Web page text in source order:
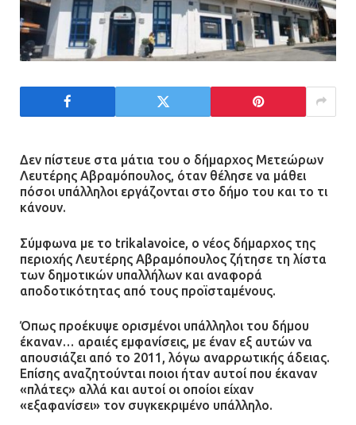
Τέλος η οδήγησή τους από
ανήλικους
21.07.2026 | 13:35
Τροχαίο στην Πειραιώς: ΙΧ
συγκρούστηκε με φορτηγό – Ένας
21.07.2026 | 13:12
13.07.2026 | 21:32
και ασφαλή παιδική χαρά
13.07.2026 | 21:21
Δεν πίστευε στα μάτια του ο δήμαρχος Μετεώρων
Λευτέρης Αβραμόπουλος, όταν θέλησε να μάθει
πόσοι υπάλληλοι εργάζονται στο δήμο του και το τι
κάνουν.
Σύμφωνα με το trikalavoice, ο νέος δήμαρχος της
περιοχής Λευτέρης Αβραμόπουλος ζήτησε τη λίστα
των δημοτικών υπαλλήλων και αναφορά
αποδοτικότητας από τους προϊσταμένους.
Όπως προέκυψε ορισμένοι υπάλληλοι του δήμου
έκαναν… αραιές εμφανίσεις, με έναν εξ αυτών να
απουσιάζει από το 2011, λόγω αναρρωτικής άδειας.
Επίσης αναζητούνται ποιοι ήταν αυτοί που έκαναν
«πλάτες» αλλά και αυτοί οι οποίοι είχαν
«εξαφανίσει» τον συγκεκριμένο υπάλληλο.